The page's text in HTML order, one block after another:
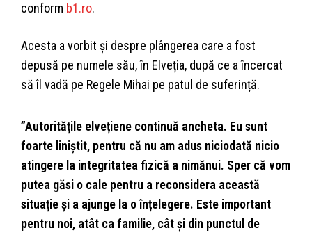
conform b1.ro.
Acesta a vorbit și despre plângerea care a fost
depusă pe numele său, în Elveția, după ce a încercat
să îl vadă pe Regele Mihai pe patul de suferință.
”Autoritățile elvețiene continuă ancheta. Eu sunt
foarte liniștit, pentru că nu am adus niciodată nicio
atingere la integritatea fizică a nimănui. Sper că vom
putea găsi o cale pentru a reconsidera această
situație și a ajunge la o înțelegere. Este important
pentru noi, atât ca familie, cât și din punctul de